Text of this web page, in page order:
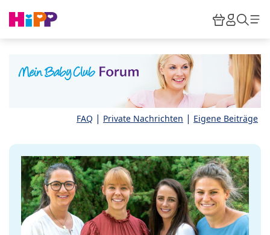
HiPP
FAQ | Private Nachrichten | Eigene Beiträge